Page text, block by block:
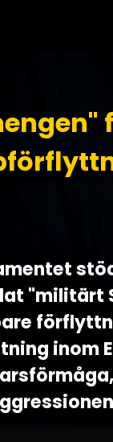
"militärt
inom